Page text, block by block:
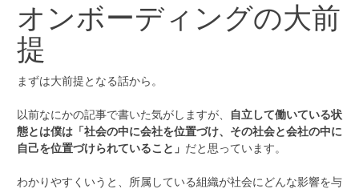
オンボーディングの大前
提
まずは大前提となる話から。
以前なにかの記事で書いた気がしますが、
自立して働いている状
態とは僕は「社会の中に会社を位置づけ、その社会と会社の中に
自己を位置づけられていること」 だと思っています。
わかりやすくいうと、所属している組織が社会にどんな影響を与